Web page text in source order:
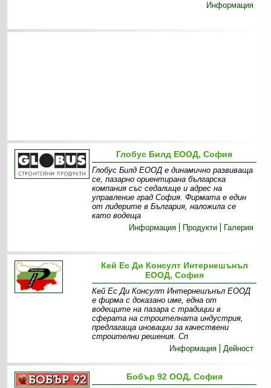
Информация
Глобус Билд ЕООД, София
Глобус Билд ЕООД е динамично развиваща
се, пазарно ориентирана българска
компания със седалище и адрес на
управление град София. Фирмата е един
от лидерите в България, наложила се
като водеща
Информация
Продукти Галерия
Кей Ес Ди Консулт Интернешънъл
ЕООД, София
Кей Ес Ди Консулт Интернешънъл ЕООД
е фирма с доказано име, една от
водещите на пазара с традиции в
сферата на строителната индустрия,
предлагаща иновации за качествени
строителни решения. Сп
Информация
Дейност
Бобър 92 ООД, София